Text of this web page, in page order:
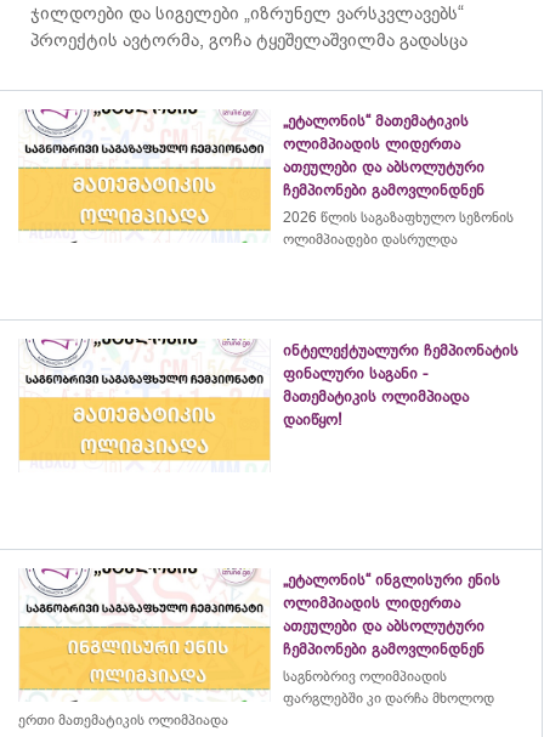
ჯილდოები და სიგელები „იზრუნელ ვარსკვლავებს“
პროექტის ავტორმა, გოჩა ტყეშელაშვილმა გადასცა
„ეტალონის“ მათემატიკის
ოლიმპიადის ლიდერთა
ათეულები და აბსოლუტური
ჩემპიონები გამოვლინდნენ
2026 წლის საგაზაფხულო სეზონის
ოლიმპიადები დასრულდა
ინტელექტუალური ჩემპიონატის
ფინალური საგანი -
მათემატიკის ოლიმპიადა
დაიწყო!
„ეტალონის“ ინგლისური ენის
ოლიმპიადის ლიდერთა
ათეულები და აბსოლუტური
ჩემპიონები გამოვლინდნენ
საგნობრივ ოლიმპიადის
ფარგლებში კი დარჩა მხოლოდ
ერთი მათემატიკის ოლიმპიადა